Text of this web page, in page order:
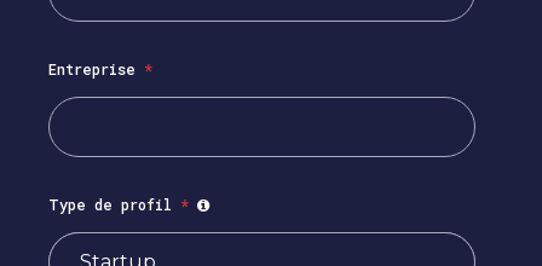
Entreprise *
Type de profil *